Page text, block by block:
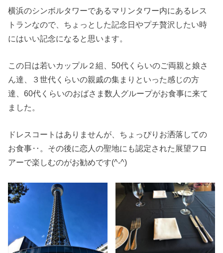
横浜のシンボルタワーであるマリンタワー内にあるレス
トランなので、ちょっとした記念日やプチ贅沢したい時
にはいい記念になると思います。
この日は若いカップル２組、50代くらいのご両親と娘さ
ん達、３世代くらいの親戚の集まりといった感じの方
達、60代くらいのおばさま数人グループがお食事に来て
ました。
ドレスコートはありませんが、ちょっぴりお洒落しての
お食事‥。その後に恋人の聖地にも認定された展望フロ
アーで楽しむのがお勧めです(^-^)